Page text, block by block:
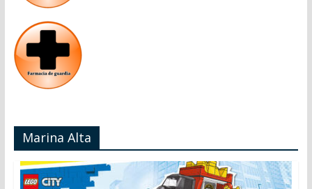
Marina Alta